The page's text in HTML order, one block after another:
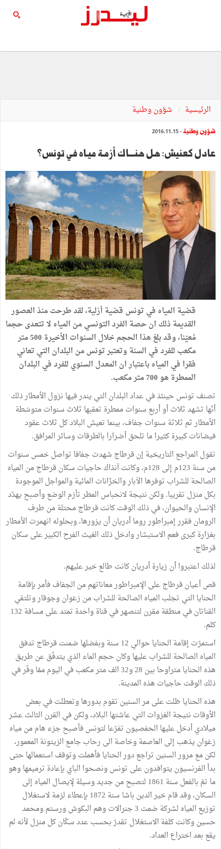
الرئيسية شؤون وطنية
شؤون وطنية- 2016.11.15
عادل كعنيش: هل هنــــاك أزمـة ميـاه في تونس؟
قضية المياه في تونس قضية أزلية، لقد طرحت منذ العصور
القديمة ذلك ان حصة الفرد التونسي من المياه لا تتعدى حجما
مُعيّنا، وقد بلغ هذا الحجم خلال السنوات الأخيرة 500 متر
مكعب للفرد في السنة وتعتبر تونس من البلدان التي تعاني
فقرا في المياه باعتبار ان المعدل السنوي للفرد في البلدان
الممطرة هو 700 متر مكعب.
تصنف تونس حينئذ في عداد البلدان التي يندر فيها نزول الأمطار ذلك
أنّها تشهد ثلاث أو أربع سنوات ممطرة تعقبها ثلاث سنوات متوسّطة
الأمطار ثم ثلاثة سنوات جفاف، بينما تعيش البلاد كل ثلاث عقود
فيضانات كبيرة كثيرا ما تلحق أضرارا بالطرقات وسائر المرافق.
تقول المراجع التاريخية إن قرطاج شهدت جفافا تواصل خمس سنوات
من سنة 123م إلى 128م، وكانت آنذاك حاجيات سكان قرطاج من المياه
الصالحة للشراب توفرها الآبار والخزّانات المائية والمواجل الموجودة
بكل منزل تقريبا. ولكن نتيجة لانحباس المطر تأزم الوضع وأصبح يهدّد
الإنسان والحيوان، في ذلك الوقت كانت قرطاج محتلة من طرف
الرومان فقرر إمبراطور روما أدريان أن يزورها، وبحلوله انهمرت الأمطار
بغزارة كبرى فعم الاستبشار وادخل ذلك الغيث الفرح الكبير على سكان
قرطاج.
لذلك اعتبروا أن زيارة أدريان كانت طالع خير عليهم.
قص أعيان قرطاج على الإمبراطور معاناتهم من الجفاف فأمر بإقامة
الحنايا التي تجلب المياه الصالحة للشراب من زغوان وجوقار وتلتقي
القناتان في منطقة مقرن لتنصهر في قناة واحدة تمتد على مسافة 132
كلم.
استمرّت إقامة الحنايا حوالي 12 سنة وبفضلها ضمنت قرطاج تدفق
المياه الصالحة للشراب عليها وكان حجم الماء الذي يتدفّق عن طريق
هذه الحنايا متراوحا بين 28 و32 الف متر مكعب في اليوم ممّا وفّر في
ذلك الوقت حاجيات هذه المدينة.
هذه الحنايا ظلت على مر السنين تقوم بدورها وتعطلت في بعض
الأوقات نتيجة الغزوات التي عاشتها البلاد، ولكن في القرن الثالث عشر
ميلادي أدخل عليها الحفصيون تفرّعا لتونس فأصبح جزء هام من مياه
زغوان يذهب إلى العاصمة وخاصة الى رحاب جامع الزيتونة المعمور،
لكن مع مرور السنين تراجع دور الحنايا فأهملت وتوقف استعمالها حتى
بدأ الفرنسيون يتوافدون على تونس ونصحوا الباي بإعادة ترميمها وهو
ما تمّ بالفعل سنة 1861 لتصبح من جديد وسيلة لإيصال المياه إلى
السكان، وقد قام خير الدين باشا سنة 1872 بإعطاء لزمة لاستغلال
توزيع المياه لشركة ضمت 3 جنرالات وهم البكوش ورستم ومحمد
حسين وكانت كلفة الاستغلال تقدرّ بحسب عدد سكّان كل منزل لأنه لم
يقع بعد اختراع العداد.